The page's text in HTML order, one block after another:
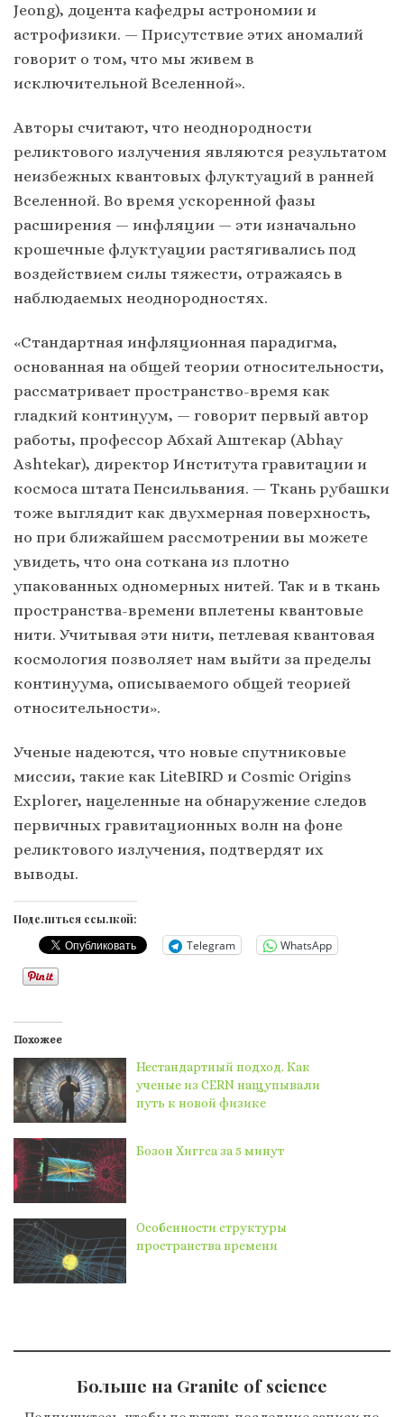
Jeong), доцента кафедры астрономии и
астрофизики. — Присутствие этих аномалий
говорит о том, что мы живем в
исключительной Вселенной».
Авторы считают, что неоднородности
реликтового излучения являются результатом
неизбежных квантовых флуктуаций в ранней
Вселенной. Во время ускоренной фазы
расширения — инфляции — эти изначально
крошечные флуктуации растягивались под
воздействием силы тяжести, отражаясь в
наблюдаемых неоднородностях.
«Стандартная инфляционная парадигма,
основанная на общей теории относительности,
рассматривает пространство-время как
гладкий континуум, — говорит первый автор
работы, профессор Абхай Аштекар (Abhay
Ashtekar), директор Института гравитации и
космоса штата Пенсильвания. — Ткань рубашки
тоже выглядит как двухмерная поверхность,
но при ближайшем рассмотрении вы можете
увидеть, что она соткана из плотно
упакованных одномерных нитей. Так и в ткань
пространства-времени вплетены квантовые
нити. Учитывая эти нити, петлевая квантовая
космология позволяет нам выйти за пределы
континуума, описываемого общей теорией
относительности».
Ученые надеются, что новые спутниковые
миссии, такие как LiteBIRD и Cosmic Origins
Explorer, нацеленные на обнаружение следов
первичных гравитационных волн на фоне
реликтового излучения, подтвердят их
выводы.
Поделиться ссылкой:
Telegram WhatsApp
Похожее
Нестандартный подход. Как
ученые из CERN нащупывали
путь к новой физике
Бозон Хиггса за 5 минут
Особенности структуры
пространства времени
Больше на Granite of science